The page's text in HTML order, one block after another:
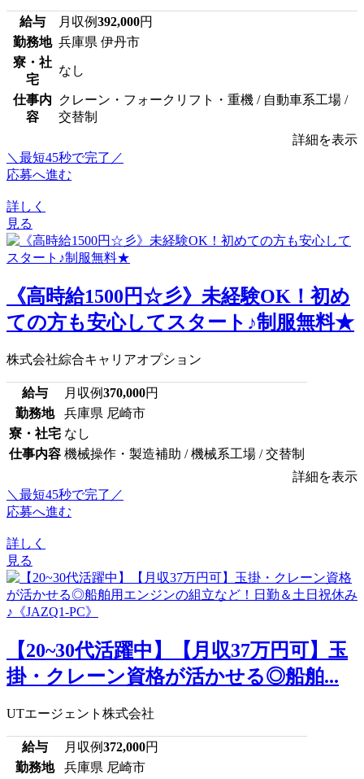
給与 月収例392,000円
勤務地 兵庫県 伊丹市
寮・社
宅
なし
仕事内
容
クレーン・フォークリフト・重機 / 自動車系工場 /
交替制
詳細を表示
＼最短45秒で完了／
応募へ進む
詳しく
見る
《高時給1500円☆彡》未経験OK！初め
ての方も安心してスタート♪制服無料★
株式会社綜合キャリアオプション
給与 月収例370,000円
勤務地
兵庫県 尼崎市
寮・社宅 なし
仕事内容 機械操作・製造補助 / 機械系工場 / 交替制
詳細を表示
＼最短45秒で完了／
応募へ進む
詳しく
見る
【20~30代活躍中】【月収37万円可】玉
掛・クレーン資格が活かせる◎船舶...
UTエージェント株式会社
給与 月収例372,000円
勤務地
兵庫県 尼崎市